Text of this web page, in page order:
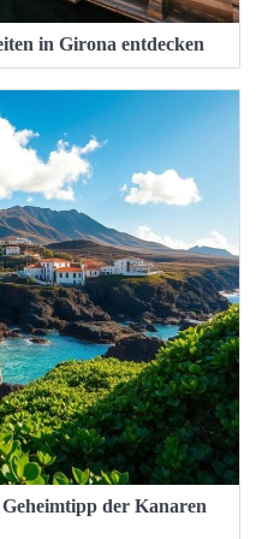
in Girona entdecken
der Kanaren